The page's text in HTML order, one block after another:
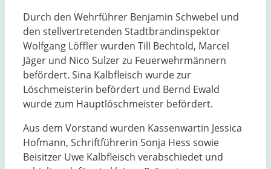
Durch den Wehrführer Benjamin Schwebel und
den stellvertretenden Stadtbrandinspektor
Wolfgang Löffler wurden Till Bechtold, Marcel
Jäger und Nico Sulzer zu Feuerwehrmännern
befördert. Sina Kalbfleisch wurde zur
Löschmeisterin befördert und Bernd Ewald
wurde zum Hauptlöschmeister befördert.
Aus dem Vorstand wurden Kassenwartin Jessica
Hofmann, Schriftführerin Sonja Hess sowie
Beisitzer Uwe Kalbfleisch verabschiedet und